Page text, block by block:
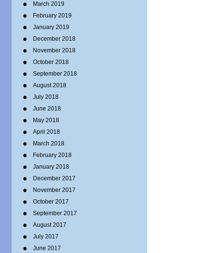
March 2019
February 2019
January 2019
December 2018
November 2018
October 2018
September 2018
August 2018
July 2018
June 2018
May 2018
April 2018
March 2018
February 2018
January 2018
December 2017
November 2017
October 2017
September 2017
August 2017
July 2017
June 2017